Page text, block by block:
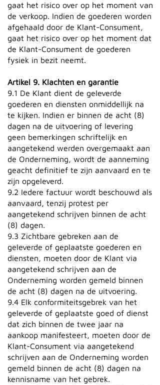
gaat het risico over op het moment van
de verkoop. Indien de goederen worden
afgehaald door de Klant-Consument,
gaat het risico over op het moment dat
de Klant-Consument de goederen
fysiek in bezit neemt.
Artikel 9. Klachten en garantie
9.1 De Klant dient de geleverde
goederen en diensten onmiddellijk na
te kijken. Indien er binnen de acht (8)
dagen na de uitvoering of levering
geen bemerkingen schriftelijk en
aangetekend werden overgemaakt aan
de Onderneming, wordt de aanneming
geacht definitief te zijn aanvaard en te
zijn opgeleverd.
9.2 Iedere factuur wordt beschouwd als
aanvaard, tenzij protest per
aangetekend schrijven binnen de acht
(8) dagen.
9.3 Zichtbare gebreken aan de
geleverde of geplaatste goederen en
diensten, moeten door de Klant via
aangetekend schrijven aan de
Onderneming worden gemeld binnen
de acht (8) dagen na de uitvoering.
9.4 Elk conformiteitsgebrek van het
geleverde of geplaatste goed of dienst
dat zich binnen de twee jaar na
aankoop manifesteert, moeten door de
Klant-Consument via aangetekend
schrijven aan de Onderneming worden
gemeld binnen de acht (8) dagen na
kennisname van het gebrek.